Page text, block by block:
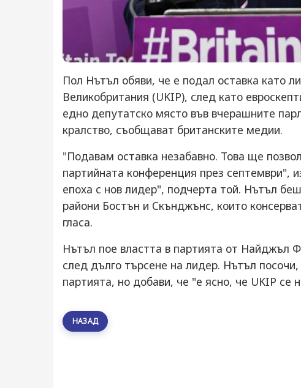
Пол Нътъл обяви, че е подал оставка като
Великобритания (UKIP), след като
едно депутатско място във вчерашните
кралство, съобщават британските медии.
"Подавам оставка незабавно. Това ще
партийната конференция през септември",
епоха с нов лидер", подчерта той. Нътъл
райони Бостън и Скънджънс, които
гласа.
Нътъл пое властта в партията от Найджъл
след дълго търсене на лидер. Нътъл
партията, но добави, че "е ясно, че UKIP се
НАЗАД